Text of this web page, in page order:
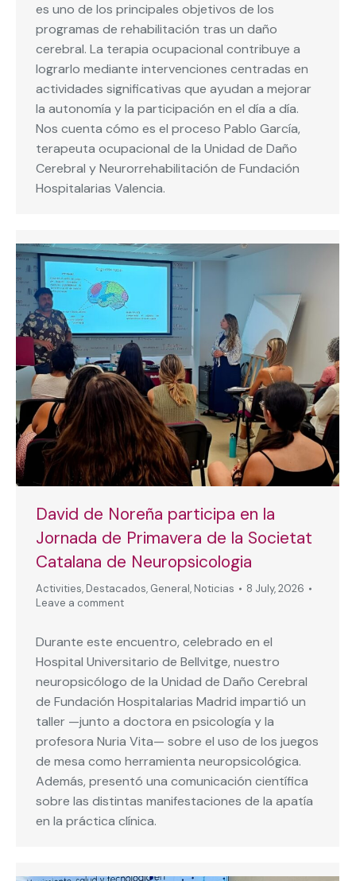
es uno de los principales objetivos de los
programas de rehabilitación tras un daño
cerebral. La terapia ocupacional contribuye a
lograrlo mediante intervenciones centradas en
actividades significativas que ayudan a mejorar
la autonomía y la participación en el día a día.
Nos cuenta cómo es el proceso Pablo García,
terapeuta ocupacional de la Unidad de Daño
Cerebral y Neurorrehabilitación de Fundación
Hospitalarias Valencia.
David de Noreña participa en la
Jornada de Primavera de la Societat
Catalana de Neuropsicologia
Activities, Destacados, General, Noticias
8 July, 2026
Leave a comment
Durante este encuentro, celebrado en el
Hospital Universitario de Bellvitge, nuestro
neuropsicólogo de la Unidad de Daño Cerebral
de Fundación Hospitalarias Madrid impartió un
taller —junto a doctora en psicología y la
profesora Nuria Vita— sobre el uso de los juegos
de mesa como herramienta neuropsicológica.
Además, presentó una comunicación científica
sobre las distintas manifestaciones de la apatía
en la práctica clínica.